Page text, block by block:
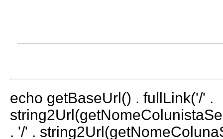
echo getBaseUrl() . fullLink('/' .
. '/' .